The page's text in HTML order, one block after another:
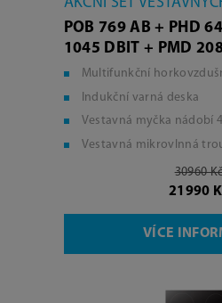
POB 769 AB + PHD
1045 DBIT + PMD
Multifunkční
Indukční varná deska
Vestavná myčka nádobí
Vestavná mikrovlnná
30960
21990
VÍCE